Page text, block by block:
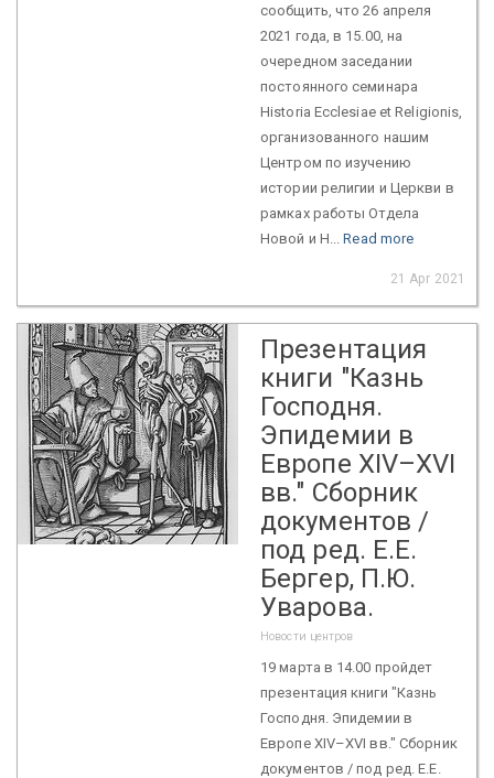
сообщить, что 26 апреля
2021 года, в 15.00, на
очередном заседании
постоянного семинара
Historia Ecclesiae et Religionis,
организованного нашим
Центром по изучению
истории религии и Церкви в
рамках работы Отдела
Новой и Н...Read more
21 Apr 2021
Презентация
книги "Казнь
Господня.
Эпидемии в
Европе XIV–XVI
вв." Сборник
документов /
под ред. Е.Е.
Бергер, П.Ю.
Уварова.
Новости центров
19 марта в 14.00 пройдет
презентация книги "Казнь
Господня. Эпидемии в
Европе XIV–XVI вв." Сборник
документов / под ред. Е.Е.